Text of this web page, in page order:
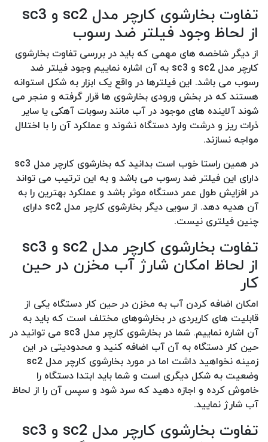
تفاوت بخارشوی کارچر مدل sc2 و sc3
از لحاظ وجود فیلتر ضد رسوب
از دیگر شاخصه های مهمی که باید در بررسی تفاوت بخارشوی
کارچر مدل sc2 و sc3 به آن اشاره نماییم وجود فیلتر ضد
رسوب می باشد. این فیلترها در واقع یک ابزار به شکل استوانه
هستند که در بخش ورودی بخارشوی ها قرار گرفته و منجر می
شوند آلاینده های موجود در آب مانند رسوبات آهکی یا سایر
ذرات ریز و درشت وارد دستگاه نشوند و عملکرد آن را با اختلال
مواجه نسازند.
در همین راستا خوب است بدانید که بخارشوی کارچر مدل sc3
دارای این فیلتر ضد رسوب می باشد و به این ترتیب می تواند
در افزایش طول عمر دستگاه موثر باشد و عملکرد بهترین را به
آن هدیه دهد. از سویی دیگر بخارشوی کارچر مدل sc2 دارای
چنین فیلتری نیست.
تفاوت بخارشوی کارچر مدل sc2 و sc3
از لحاظ امکان شارژ آب مخزن در حین
کار
امکان اضافه کردن آب به مخزن در حین کار دستگاه یکی از
قابلیت های کاربردی در بخارشوهای مختلف است که باید به
آن اشاره نماییم. شما در بخارشوی کارچر مدل sc3 می توانید در
حین کار دستگاه به آن آب اضافه کنید و محدودیتی در این
زمینه نخواهید داشت اما در مورد بخارشوی کارچر مدل sc2
وضعیت به شکل دیگری است و شما باید ابتدا دستگاه را
خاموش کرده و اجازه دهید که سرد شود و سپس آن را از لحاظ
آب شارژ نمایید.
تفاوت بخارشوی کارچر مدل sc2 و sc3